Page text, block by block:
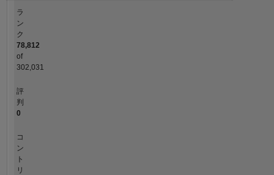
ラ
ン
ク
78,812
of
302,031
評
判
0
コ
ン
ト
リ